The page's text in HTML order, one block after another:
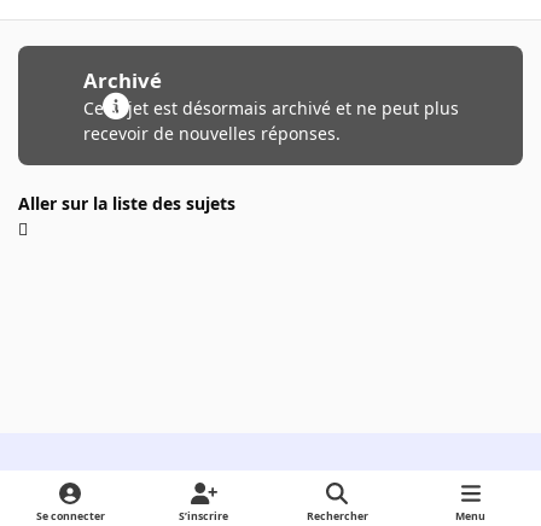
Archivé
Ce sujet est désormais archivé et ne peut plus
recevoir de nouvelles réponses.
Aller sur la liste des sujets
Light ModeDark ModeSystem Preference
Se connecter S’inscrire Rechercher Menu